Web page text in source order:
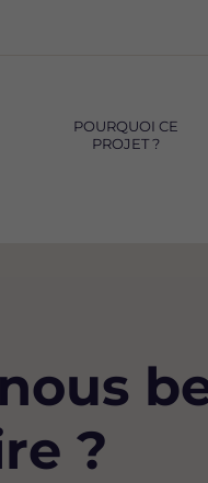
principale
POURQUOI CE
PROJET ?
?